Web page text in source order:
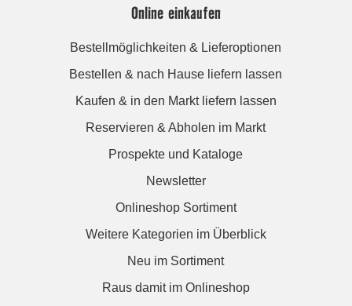
Online einkaufen
Bestellmöglichkeiten & Lieferoptionen
Bestellen & nach Hause liefern lassen
Kaufen & in den Markt liefern lassen
Reservieren & Abholen im Markt
Prospekte und Kataloge
Newsletter
Onlineshop Sortiment
Weitere Kategorien im Überblick
Neu im Sortiment
Raus damit im Onlineshop